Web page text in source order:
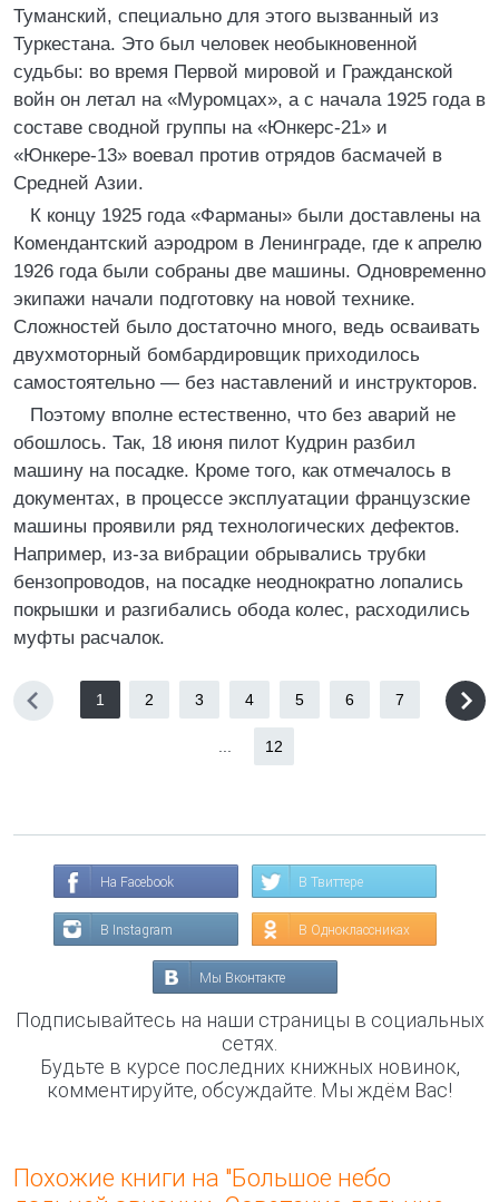
Туманский, специально для этого вызванный из
Туркестана. Это был человек необыкновенной
судьбы: во время Первой мировой и Гражданской
войн он летал на «Муромцах», а с начала 1925 года в
составе сводной группы на «Юнкерс-21» и
«Юнкере-13» воевал против отрядов басмачей в
Средней Азии.
К концу 1925 года «Фарманы» были доставлены на
Комендантский аэродром в Ленинграде, где к апрелю
1926 года были собраны две машины. Одновременно
экипажи начали подготовку на новой технике.
Сложностей было достаточно много, ведь осваивать
двухмоторный бомбардировщик приходилось
самостоятельно — без наставлений и инструкторов.
Поэтому вполне естественно, что без аварий не
обошлось. Так, 18 июня пилот Кудрин разбил
машину на посадке. Кроме того, как отмечалось в
документах, в процессе эксплуатации французские
машины проявили ряд технологических дефектов.
Например, из-за вибрации обрывались трубки
бензопроводов, на посадке неоднократно лопались
покрышки и разгибались обода колес, расходились
муфты расчалок.
1 2 3 4 5 6 7
12
На Facebook В Твиттере
В Instagram В Одноклассниках
Мы Вконтакте
Подписывайтесь на наши страницы в социальных
сетях.
Будьте в курсе последних книжных новинок,
комментируйте, обсуждайте. Мы ждём Вас!
Похожие книги на "Большое небо